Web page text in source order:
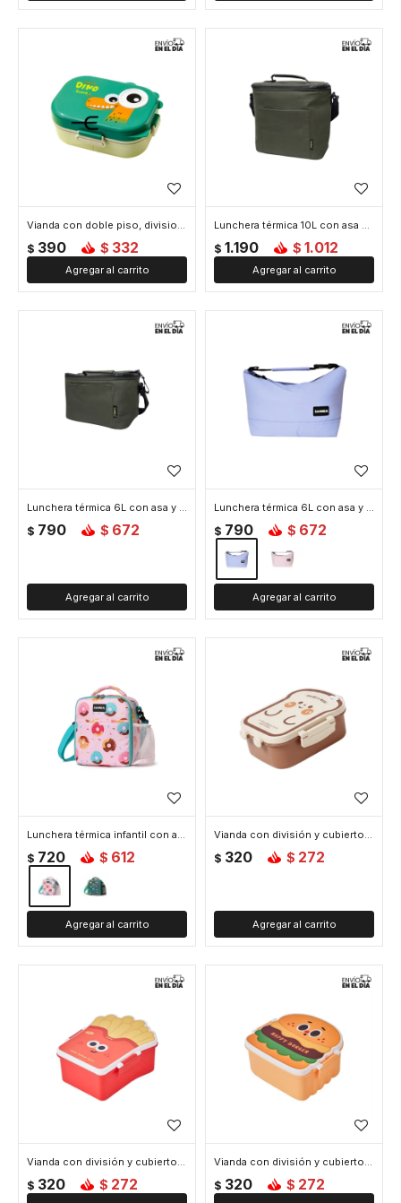
Vianda con doble piso, division y condimentero - Verde
$ 390 $ 332
Lunchera térmica 10L con asa y correa ajustable - Verde
$ 1.190 $ 1.012
Lunchera térmica 6L con asa y correa ajustable - Verde
$ 790 $ 672
Lunchera térmica 6L con asa y correa para colgar 23x14x20cm - Lila
$ 790 $ 672
Lunchera térmica infantil con asa y correa ajustable - Rosado
$ 720 $ 612
Vianda con división y cubiertos 18x14x8cm Tostada - Marron
$ 320 $ 272
Vianda con división y cubiertos 18x13x7cm Papas Fritas - Rojo
$ 320 $ 272
Vianda con división y cubiertos 17x15x8cm Hamburguesa - Amarillo
$ 320 $ 272